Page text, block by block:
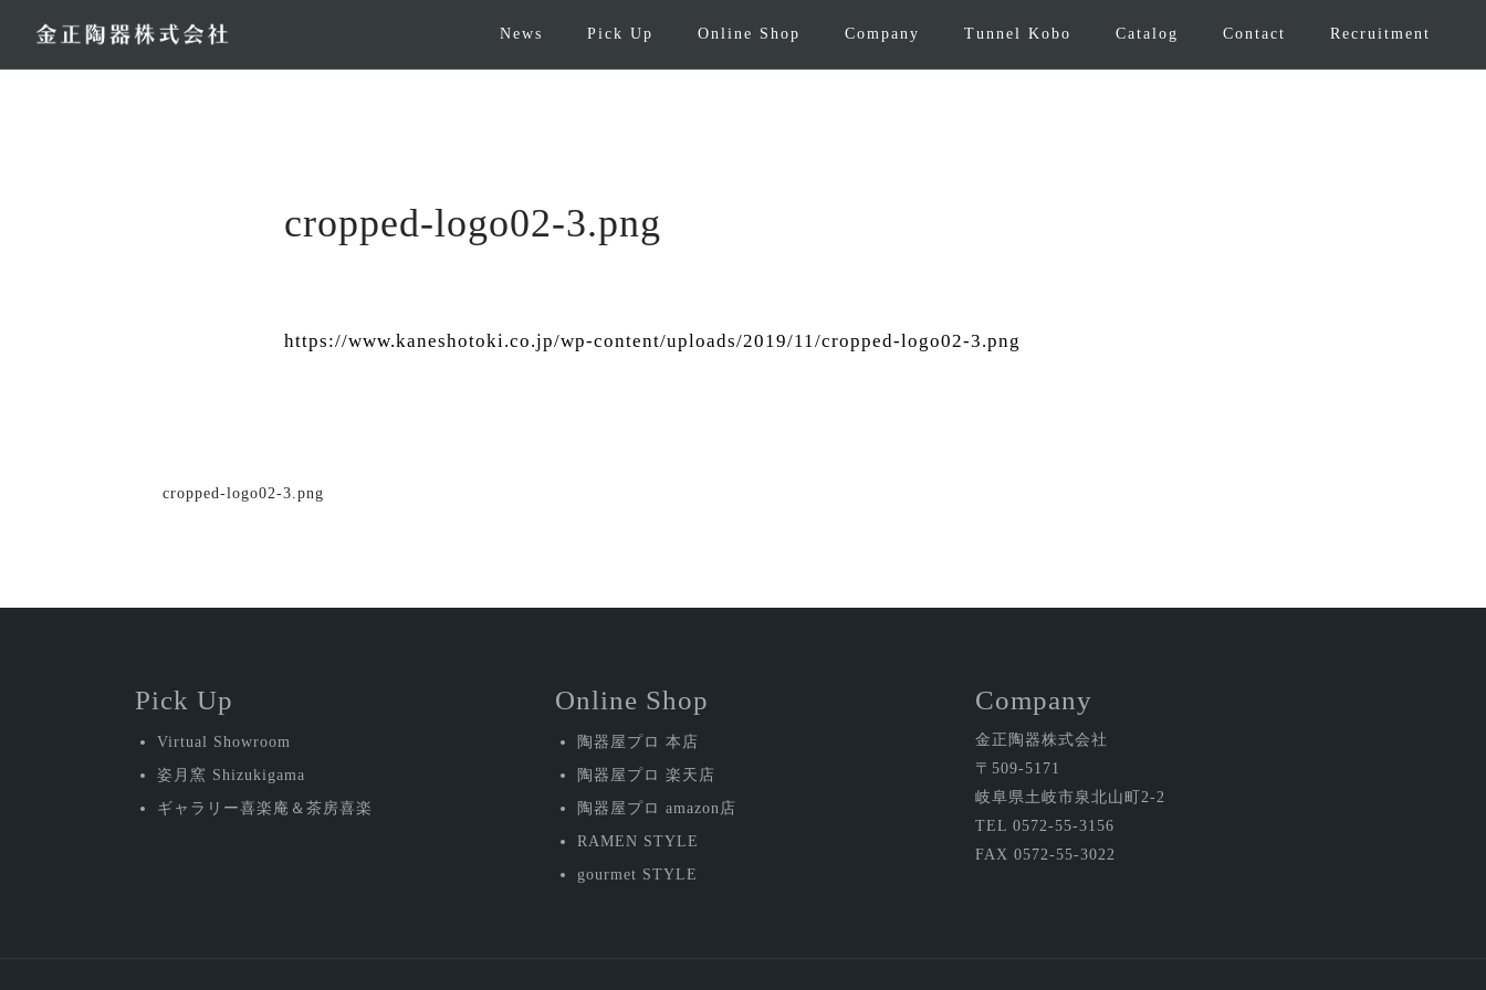
テ
News Pick Up Online Shop Company Tunnel Kobo Catalog Contact Recruitment
cropped-logo02-3.png
https://www.kaneshotoki.co.jp/wp-content/uploads/2019/11/cropped-logo02-3.png
投
ビ
シ
ョ
ン
cropped-logo02-3.png
Pick Up
Virtual Showroom
姿月窯 Shizukigama
ギャラリー喜楽庵＆茶房喜楽
Online Shop
陶器屋プロ 本店
陶器屋プロ 楽天店
陶器屋プロ amazon店
RAMEN STYLE
gourmet STYLE
Company
金正陶器株式会社
〒509-5171
岐阜県土岐市泉北山町2-2
TEL 0572-55-3156
FAX 0572-55-3022